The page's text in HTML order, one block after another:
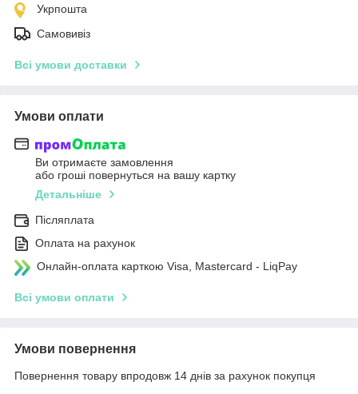
Укрпошта
Самовивіз
Всі умови доставки
Умови оплати
Ви отримаєте замовлення
або гроші повернуться на вашу картку
Детальніше
Післяплата
Оплата на рахунок
Онлайн-оплата карткою Visa, Mastercard - LiqPay
Всі умови оплати
Умови повернення
Повернення товару впродовж 14 днів за рахунок покупця